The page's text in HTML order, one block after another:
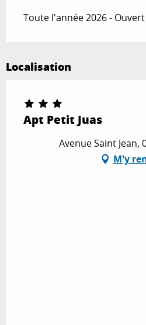
Toute l'année 2026 -
Localisation
Apt Petit Juas
Avenue Saint Jean,
M'y